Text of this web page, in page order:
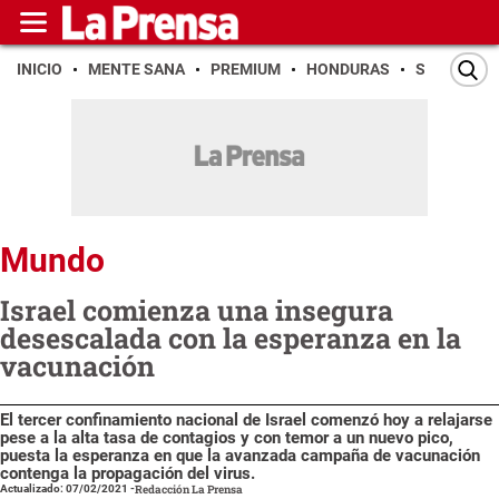
INICIO MENTE SANA PREMIUM HONDURAS SAN PEDRO
Mundo
Israel comienza una insegura
desescalada con la esperanza en la
vacunación
El tercer confinamiento nacional de Israel comenzó hoy a relajarse
pese a la alta tasa de contagios y con temor a un nuevo pico,
puesta la esperanza en que la avanzada campaña de vacunación
contenga la propagación del virus.
Actualizado: 07/02/2021 -Redacción La Prensa